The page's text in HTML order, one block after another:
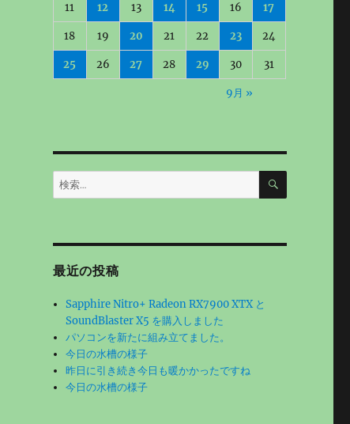
11 12 13 14 15 16 17
18 19 20 21 22 23 24
25 26 27 28 29 30 31
9月 »
検
索:
検
最近の投稿
Sapphire Nitro+ Radeon RX7900 XTX と
SoundBlaster X5 を購入しました
パソコンを新たに組み立てました。
今日の水槽の様子
昨日に引き続き今日も暖かかったですね
今日の水槽の様子